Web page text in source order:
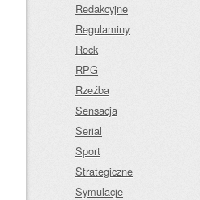
Redakcyjne
Regulaminy
Rock
RPG
Rzeźba
Sensacja
Serial
Sport
Strategiczne
Symulacje